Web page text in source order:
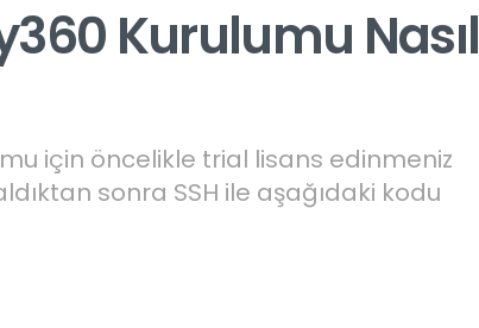
Kurulumu Nasıl
için öncelikle trial lisans edinmeniz
sonra SSH ile aşağıdaki kodu